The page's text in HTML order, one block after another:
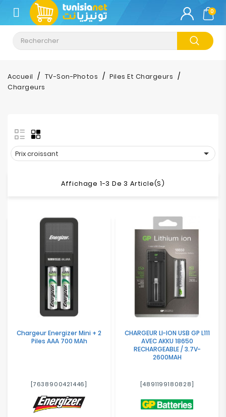
CATÉGORIE
Climatisation
Informatique
Impression
Electroménager
Bureautique
Mobilités
0
Accueil TV-Son-Photos
Piles Et Chargeurs
Chargeurs
Prix croissant 
Affichage 1-3 De 3 Article(s)
Chargeur Energizer Mini + 2
Piles AAA 700 MAh
[7638900421446]
CHARGEUR LI-ION USB GP L111
AVEC AKKU 18650
RECHARGEABLE / 3.7V-
2600MAH
[4891199180828]